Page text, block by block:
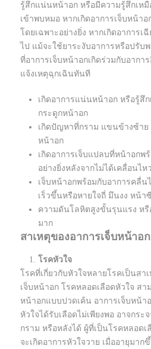
รู้สึกแน่นหน้าอก หรือมีความรู้สึกเห
เข้าพบหมอ หากเกิดอาการเจ็บหน้า
โดยเฉพาะอย่างยิ่ง หากเกิดอาการ
ไป แม้จะใช้ยาระงับอาการหรือปรั
ที่อาการเจ็บหน้าอกเกิดร่วมกับอากา
แจ้งเหตุฉุกเฉินทันที
เกิดอาการแน่นหน้าอก หรือรู้สึ
กระดูกหน้าอก
เกิดปัญหาที่กราม แขนข้างซ้าย
หน้าอก
เกิดอาการเจ็บแปลบที่หน้าอกพ
อย่างยิ่งหลังจากไม่ได้เคลื่อนไห
เจ็บหน้าอกพร้อมกับอาการคลื่น
เร็วขึ้นหรือหายใจถี่ มึนงง หน้า
ความดันโลหิตสูงขั้นรุนแรง หรื
มาก
สาเหตุของอาการเจ็บหน้าอก
โรคหัวใจ
โรคที่เกี่ยวกับหัวใจหลายโรคเป็นส
เจ็บหน้าอก โรคหลอดเลือดหัวใจ สา
หน้าอกแบบปวดเค้น อาการเจ็บหน้า
หัวใจได้รับเลือดไม่เพียงพอ อาจกระ
กราม หรือหลังได้ ผู้ที่เป็นโรคหลอดเ
จะเกิดอาการหัวใจวาย เมื่ออายุมา